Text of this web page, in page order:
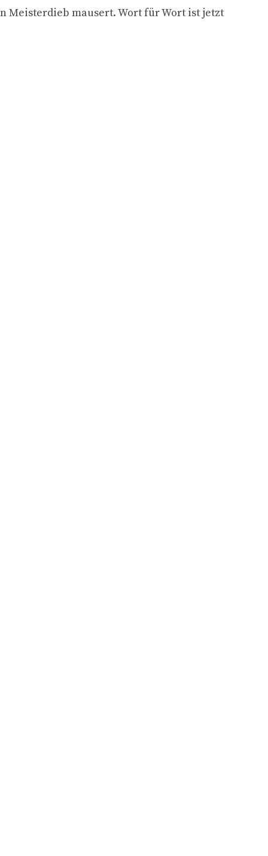
Meisterdieb mausert. Wort für Wort ist jetzt